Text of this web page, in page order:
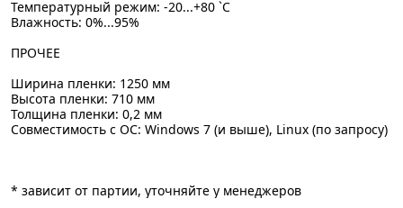
Температурный режим: -20...+80 `C
Влажность: 0%...95%
ПРОЧЕЕ
Ширина пленки: 1250 мм
Высота пленки: 710 мм
Толщина пленки: 0,2 мм
Совместимость с OC: Windows 7 (и выше), Linux (по запросу)
* зависит от партии, уточняйте у менеджеров